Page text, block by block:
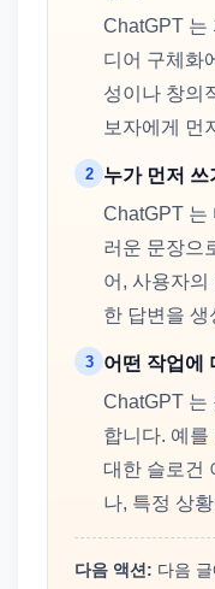
ChatGPT 는
디어 구체화
성이나 창의
보자에게 먼
2
누가 먼저
ChatGPT 는
러운 문장으
어, 사용자의
한 답변을
3
어떤 작업에
ChatGPT 는
합니다. 예를
대한 슬로건
나, 특정 상
다음 액션: 다음